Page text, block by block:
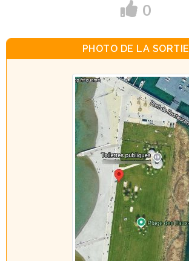
0
PHOTO DE LA SORTIE